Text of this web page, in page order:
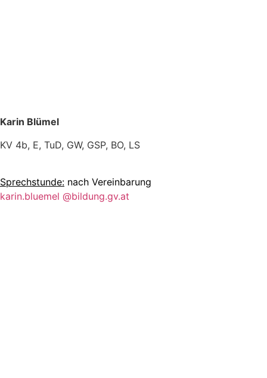
Karin Blümel
KV 4b, E, TuD, GW, GSP, BO, LS
Sprechstunde: nach Vereinbarung
karin.bluemel @bildung.gv.at